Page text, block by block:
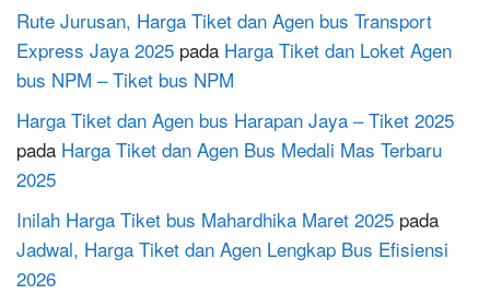
Rute Jurusan, Harga Tiket dan Agen bus Transport
Express Jaya 2025 pada Harga Tiket dan Loket Agen
bus NPM – Tiket bus NPM
Harga Tiket dan Agen bus Harapan Jaya – Tiket 2025
pada Harga Tiket dan Agen Bus Medali Mas Terbaru
2025
Inilah Harga Tiket bus Mahardhika Maret 2025 pada
Jadwal, Harga Tiket dan Agen Lengkap Bus Efisiensi
2026